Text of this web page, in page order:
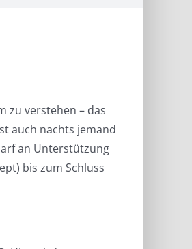
zu verstehen – das
auch nachts jemand
an Unterstützung
bis zum Schluss